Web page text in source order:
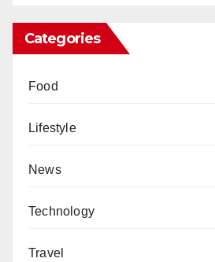
Categories
Food
Lifestyle
News
Technology
Travel